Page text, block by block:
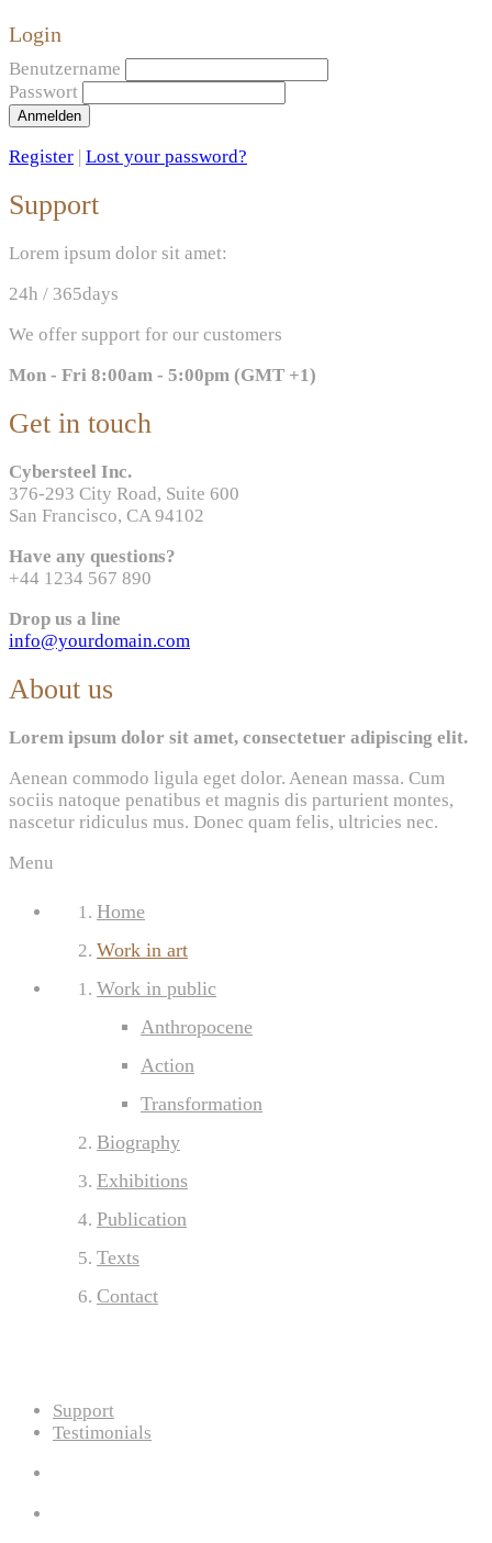
Login
Benutzername
Passwort
Anmelden
Register | Lost your password?
Support
Lorem ipsum dolor sit amet:
24h / 365days
We offer support for our customers
Mon - Fri 8:00am - 5:00pm (GMT +1)
Get in touch
Cybersteel Inc.
376-293 City Road, Suite 600
San Francisco, CA 94102
Have any questions?
+44 1234 567 890
Drop us a line
info@yourdomain.com
About us
Lorem ipsum dolor sit amet, consectetuer adipiscing elit.
Aenean commodo ligula eget dolor. Aenean massa. Cum
sociis natoque penatibus et magnis dis parturient montes,
nascetur ridiculus mus. Donec quam felis, ultricies nec.
Menu
Home
Work in art
Work in public
Anthropocene
Action
Transformation
Biography
Exhibitions
Publication
Texts
Contact
Support
Testimonials